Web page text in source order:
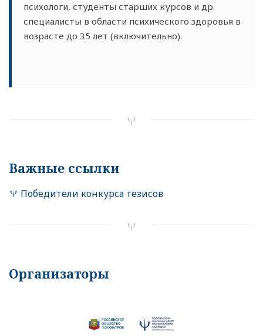
психологи, студенты старших курсов и др.
специалисты в области психического здоровья в
возрасте до 35 лет (включительно).
Важные ссылки
Победители конкурса тезисов
Организаторы